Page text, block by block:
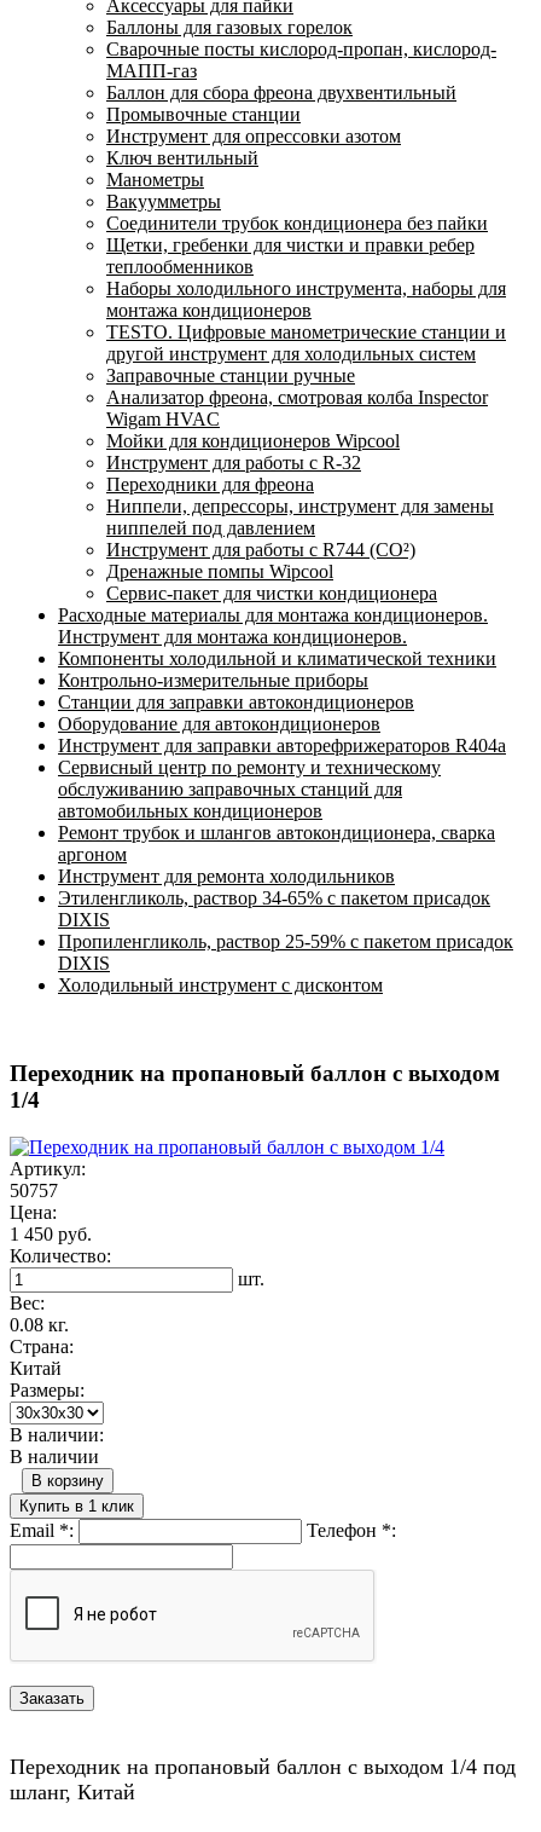
Аксессуары для пайки
Баллоны для газовых горелок
Сварочные посты кислород-пропан, кислород-
МАПП-газ
Баллон для сбора фреона двухвентильный
Промывочные станции
Инструмент для опрессовки азотом
Ключ вентильный
Манометры
Вакуумметры
Соединители трубок кондиционера без пайки
Щетки, гребенки для чистки и правки ребер
теплообменников
Наборы холодильного инструмента, наборы для
монтажа кондиционеров
TESTO. Цифровые манометрические станции и
другой инструмент для холодильных систем
Заправочные станции ручные
Анализатор фреона, смотровая колба Inspector
Wigam HVAC
Мойки для кондиционеров Wipcool
Инструмент для работы с R-32
Переходники для фреона
Ниппели, депрессоры, инструмент для замены
ниппелей под давлением
Инструмент для работы с R744 (CO²)
Дренажные помпы Wipcool
Сервис-пакет для чистки кондиционера
Расходные материалы для монтажа кондиционеров.
Инструмент для монтажа кондиционеров.
Компоненты холодильной и климатической техники
Контрольно-измерительные приборы
Станции для заправки автокондиционеров
Оборудование для автокондиционеров
Инструмент для заправки авторефрижераторов R404a
Сервисный центр по ремонту и техническому
обслуживанию заправочных станций для
автомобильных кондиционеров
Ремонт трубок и шлангов автокондиционера, сварка
аргоном
Инструмент для ремонта холодильников
Этиленгликоль, раствор 34-65% с пакетом присадок
DIXIS
Пропиленгликоль, раствор 25-59% с пакетом присадок
DIXIS
Холодильный инструмент с дисконтом
Переходник на пропановый баллон с выходом
1/4
Артикул:
50757
Цена:
1 450 руб.
Количество:
шт.
Вес:
0.08 кг.
Страна:
Китай
Размеры:
В наличии:
В наличии
В корзину
Купить в 1 клик
Email *: Телефон *:
Переходник на пропановый баллон с выходом 1/4 под
шланг, Китай